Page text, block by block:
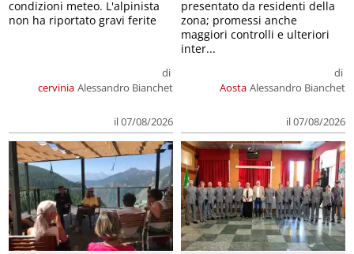
cervinia
di
Alessandro Bianchet
il 07/08/2026
condizioni meteo. L'alpinista
non ha riportato gravi ferite
Aosta
di
Alessandro Bianchet
il 07/08/2026
presentato da residenti della
zona; promessi anche
maggiori controlli e ulteriori
inter...